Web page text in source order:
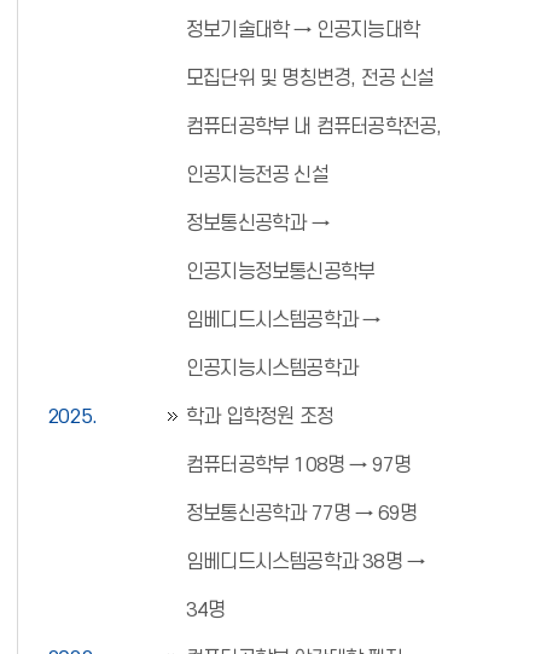
정보기술대학 → 인공지능대학
모집단위 및 명칭변경, 전공 신설
컴퓨터공학부 내 컴퓨터공학전공,
인공지능전공 신설
정보통신공학과 →
인공지능정보통신공학부
임베디드시스템공학과 →
인공지능시스템공학과
2025. 학과 입학정원 조정
컴퓨터공학부 108명 → 97명
정보통신공학과 77명 → 69명
임베디드시스템공학과 38명 →
34명